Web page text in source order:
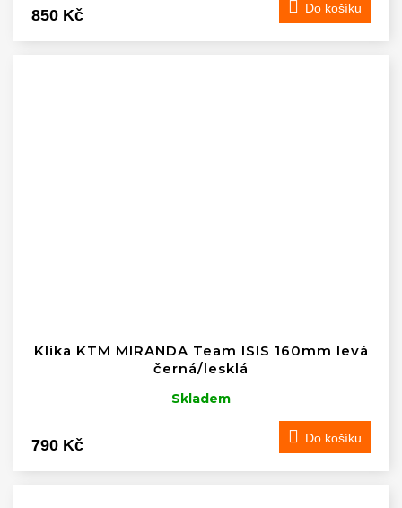
850 Kč Do košíku
Klika KTM MIRANDA Team ISIS 160mm levá
černá/lesklá
Skladem
790 Kč Do košíku